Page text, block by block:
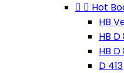
  Hot
HB
HB D
HB D
D 413